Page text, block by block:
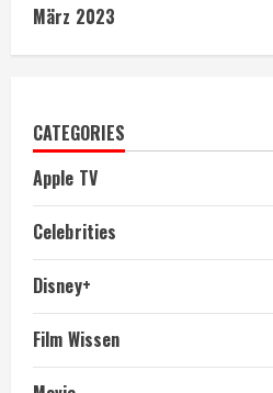
März 2023
CATEGORIES
Apple TV
Celebrities
Disney+
Film Wissen